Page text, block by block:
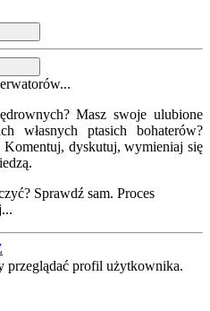
Masz swoje ulubione
własnych ptasich bohaterów?
Komentuj, dyskutuj, wymieniaj się
Sprawdź sam. Proces
przeglądać profil użytkownika.